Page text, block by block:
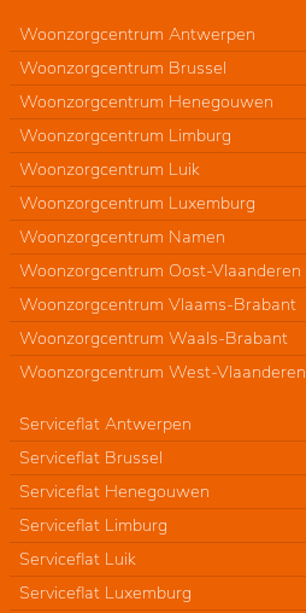
Woonzorgcentrum Antwerpen
Woonzorgcentrum Brussel
Woonzorgcentrum Henegouwen
Woonzorgcentrum Limburg
Woonzorgcentrum Luik
Woonzorgcentrum Luxemburg
Woonzorgcentrum Namen
Woonzorgcentrum Oost-Vlaanderen
Woonzorgcentrum Vlaams-Brabant
Woonzorgcentrum Waals-Brabant
Woonzorgcentrum West-Vlaanderen
Serviceflat Antwerpen
Serviceflat Brussel
Serviceflat Henegouwen
Serviceflat Limburg
Serviceflat Luik
Serviceflat Luxemburg